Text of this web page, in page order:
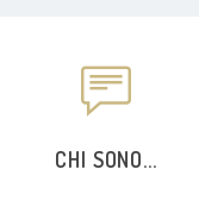
CHI SONO...